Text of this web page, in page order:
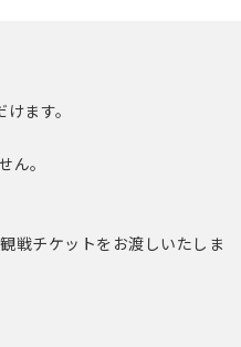
ます。
。
戦チケットをお渡しいたしま